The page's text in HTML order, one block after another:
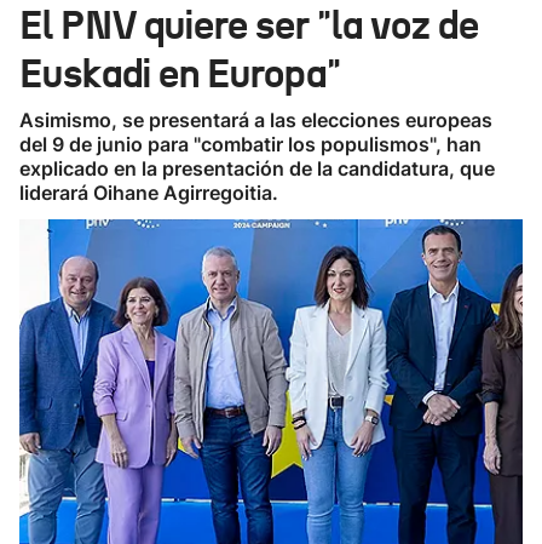
Ikusmiran
Eguraldia
El PNV quiere ser "la voz de
Euskadi en Europa"
Asimismo, se presentará a las elecciones europeas
del 9 de junio para "combatir los populismos", han
explicado en la presentación de la candidatura, que
liderará Oihane Agirregoitia.